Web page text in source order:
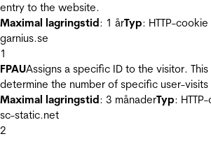
entry to the website.
Maximal lagringstid: 1 årTyp: HTTP-cookie
garnius.se
1
FPAUAssigns a specific ID to the visitor.
determine the number of specific user-
Maximal lagringstid: 3 månaderTyp:
sc-static.net
2